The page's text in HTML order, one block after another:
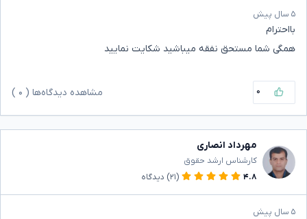
۵ سال پیش
بااحترام
همگی شما مستحق نفقه میباشید شکایت نمایید
۰ مشاهده دیدگاه‌ها ( ۰
مهرداد انصاری
کارشناس ارشد حقوق
۴.۸
(۲۱) دیدگاه
۵ سال پیش